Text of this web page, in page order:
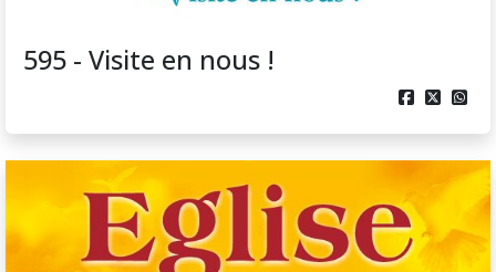
595 - Visite en nous !
  